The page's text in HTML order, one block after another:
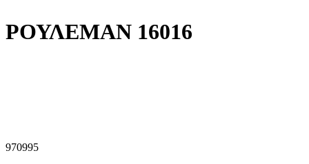
ΡΟΥΛΕΜΑΝ 16016
970995